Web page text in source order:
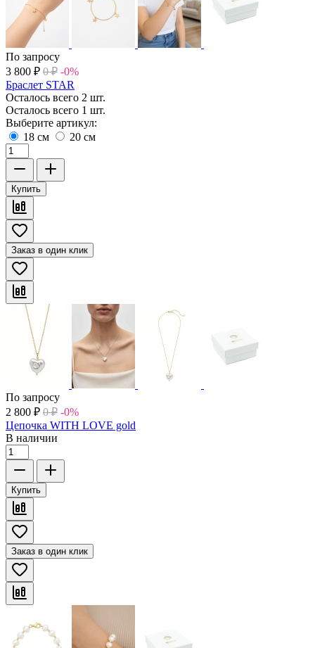
По запросу
3 800 ₽ 0 ₽ -0%
Браслет STAR
Осталось всего 2 шт.
Осталось всего 1 шт.
Выберите артикул:
18 см
20 см
Купить
Заказ в один клик
По запросу
2 800 ₽ 0 ₽ -0%
Цепочка WITH LOVE gold
В наличии
Купить
Заказ в один клик